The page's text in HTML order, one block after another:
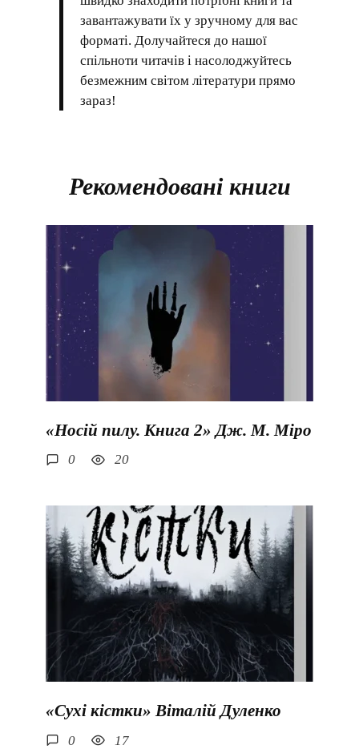
завантажувати їх у зручному для вас
форматі. Долучайтеся до нашої
спільноти читачів і насолоджуйтесь
безмежним світом літератури прямо
зараз!
Рекомендовані книги
«Носій пилу. Книга 2» Дж. М. Міро
0 20
«Сухі кістки» Віталій Дуленко
0 17